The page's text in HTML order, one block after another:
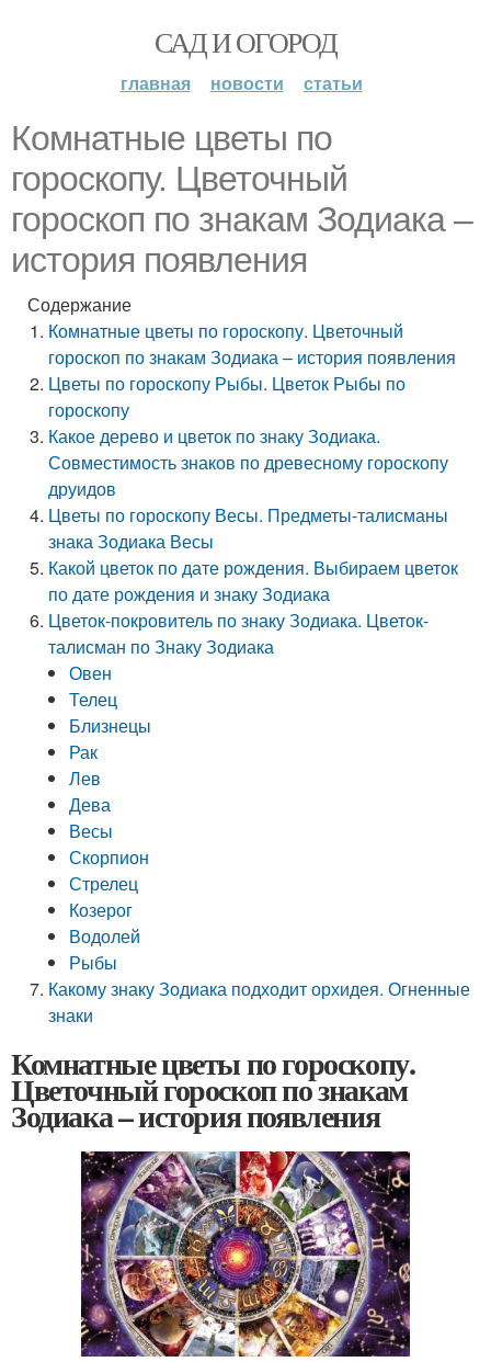
САД И ОГОРОД
главная новости статьи
Комнатные цветы по
гороскопу. Цветочный
гороскоп по знакам Зодиака –
история появления
Содержание
Комнатные цветы по гороскопу. Цветочный
гороскоп по знакам Зодиака – история появления
Цветы по гороскопу Рыбы. Цветок Рыбы по
гороскопу
Какое дерево и цветок по знаку Зодиака.
Совместимость знаков по древесному гороскопу
друидов
Цветы по гороскопу Весы. Предметы-талисманы
знака Зодиака Весы
Какой цветок по дате рождения. Выбираем цветок
по дате рождения и знаку Зодиака
Цветок-покровитель по знаку Зодиака. Цветок-
талисман по Знаку Зодиака
Овен
Телец
Близнецы
Рак
Лев
Дева
Весы
Скорпион
Стрелец
Козерог
Водолей
Рыбы
Какому знаку Зодиака подходит орхидея. Огненные
знаки
Комнатные цветы по гороскопу.
Цветочный гороскоп по знакам
Зодиака – история появления